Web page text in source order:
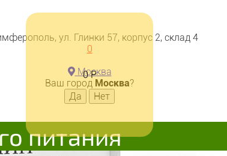
ул. Глинки 57, корпус 2, склад 4
0
0Р
Москва
Ваш город Москва?
питания